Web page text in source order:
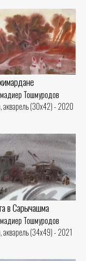
Тошмуродов
акварель (30x42) - 2020
в Сарычашма
Тошмуродов
акварель (34x49) - 2021